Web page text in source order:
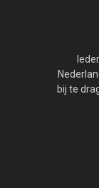
bij te